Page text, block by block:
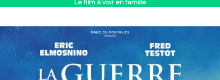
Le film à voir en famille